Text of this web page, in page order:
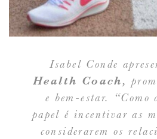
Isabel Conde
Health Coach,
e bem-estar. “Como
papel é incentivar as
considerarem os